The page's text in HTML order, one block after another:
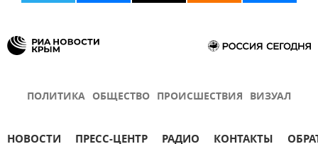
ПОЛИТИКА ОБЩЕСТВО ПРОИСШЕСТВИЯ ВИЗУАЛ
НОВОСТИ ПРЕСС-ЦЕНТР РАДИО КОНТАКТЫ